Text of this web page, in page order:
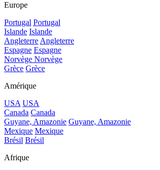
Europe
Portugal Portugal
Islande Islande
AngleterreAngleterre
Espagne Espagne
Norvège Norvège
Grèce Grèce
Amérique
USA USA
Canada Canada
Guyane, Amazonie Guyane, Amazonie
Mexique Mexique
Brésil Brésil
Afrique